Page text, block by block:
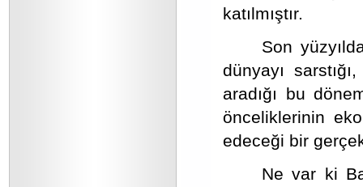
katılmıştır.
Son
dünyayı
aradığı bu
önceliklerinin
edeceği bir
Ne var ki